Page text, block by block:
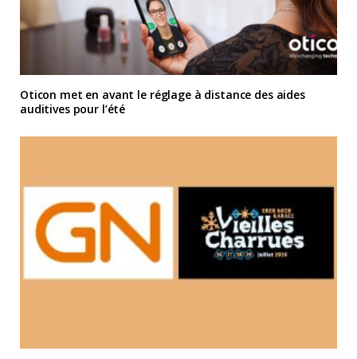
Oticon met en avant le réglage à distance des aides
auditives pour l’été